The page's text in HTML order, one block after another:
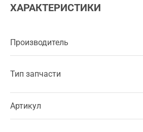
ХАРАКТЕРИСТИКИ
Производитель
Тип запчасти
Артикул